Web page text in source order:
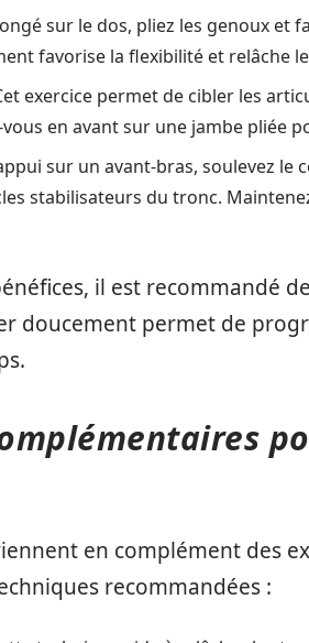
sur le dos, pliez les genoux et
favorise la flexibilité et relâche
exercice permet de cibler les
en avant sur une jambe pliée
sur un avant-bras, soulevez
stabilisateurs du tronc.
il est recommandé
doucement permet de
en complément des
recommandées :